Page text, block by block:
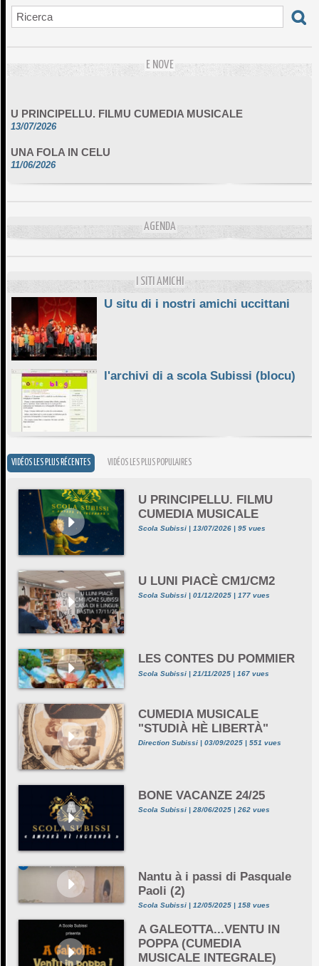
E NOVE
13/07/2026
11/06/2026
DA SCIMULÌ
10/06/2026
AGENDA
I SITI AMICHI
U situ di i nostri amichi uccittani
l'archivi di a scola Subissi (blocu)
VIDÉOS LES PLUS RÉCENTES VIDÉOS LES PLUS POPULAIRES
U PRINCIPELLU. FILMU
CUMEDIA MUSICALE
Scola Subissi | 13/07/2026 | 95 vues
U LUNI PIACÈ CM1/CM2
Scola Subissi | 01/12/2025 | 177 vues
LES CONTES DU POMMIER
Scola Subissi | 21/11/2025 | 167 vues
CUMEDIA MUSICALE
"STUDIÀ HÈ LIBERTÀ"
Direction Subissi | 03/09/2025 | 551 vues
BONE VACANZE 24/25
Scola Subissi | 28/06/2025 | 262 vues
Nantu à i passi di Pasquale
Paoli (2)
Scola Subissi | 12/05/2025 | 158 vues
A GALEOTTA...VENTU IN
POPPA (CUMEDIA
MUSICALE INTEGRALE)